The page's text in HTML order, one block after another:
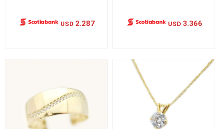
USD 2.287 USD 3.366